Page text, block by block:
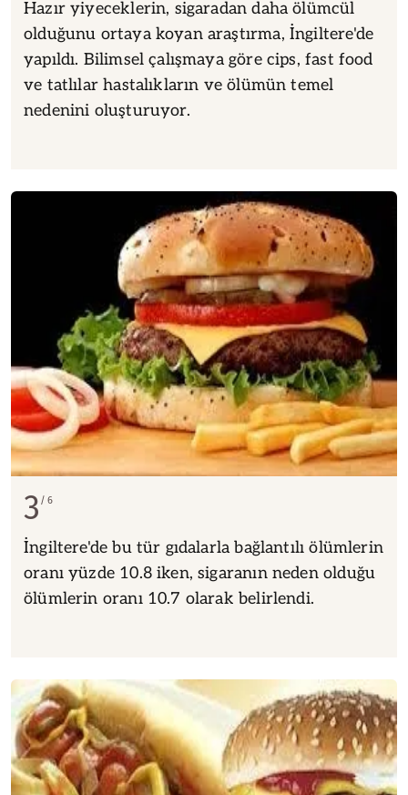
Hazır yiyeceklerin, sigaradan daha ölümcül
olduğunu ortaya koyan araştırma, İngiltere'de
yapıldı. Bilimsel çalışmaya göre cips, fast food
ve tatlılar hastalıkların ve ölümün temel
nedenini oluşturuyor.
3 6
İngiltere'de bu tür gıdalarla bağlantılı ölümlerin
oranı yüzde 10.8 iken, sigaranın neden olduğu
ölümlerin oranı 10.7 olarak belirlendi.